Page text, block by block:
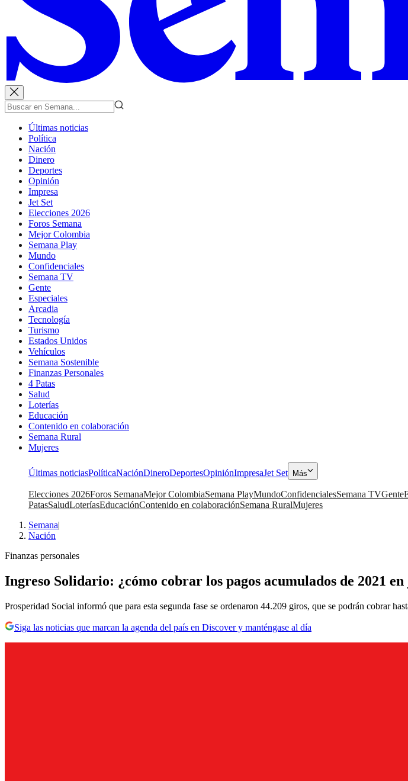
Últimas noticias
Política
Nación
Dinero
Deportes
Opinión
Impresa
Jet Set
Elecciones 2026
Foros Semana
Mejor Colombia
Semana Play
Mundo
Confidenciales
Semana TV
Gente
Especiales
Arcadia
Tecnología
Turismo
Estados Unidos
Vehículos
Semana Sostenible
Finanzas Personales
4 Patas
Salud
Loterías
Educación
Contenido en colaboración
Semana Rural
Mujeres
Últimas noticiasPolíticaNaciónDineroDeportesOpiniónImpresaJet Set Más
Elecciones 2026Foros SemanaMejor ColombiaSemana PlayMundoConfidencialesSemana TVGente
PatasSaludLoteríasEducaciónContenido en colaboraciónSemana RuralMujeres
Semana|
Nación
Finanzas personales
Ingreso Solidario: ¿cómo cobrar los pagos acumulados de 2021
Prosperidad Social informó que para esta segunda fase se ordenaron 44.209 giros, que se podrán cobrar
Siga las noticias que marcan la agenda del país en Discover y manténgase al día